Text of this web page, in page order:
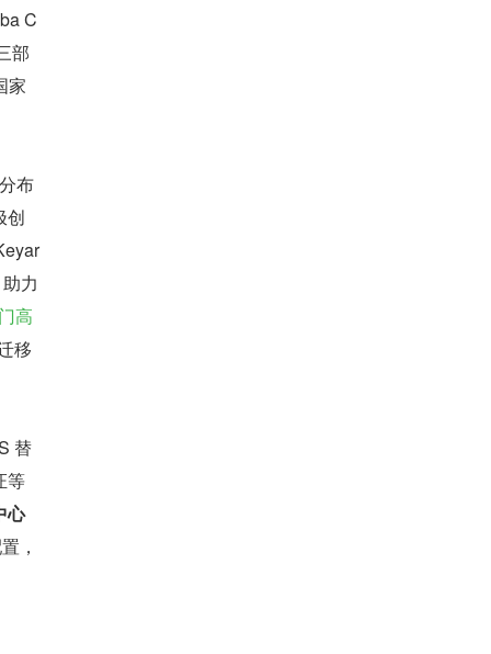
C
部
家
布
创
力
高
移
替
等
心
，